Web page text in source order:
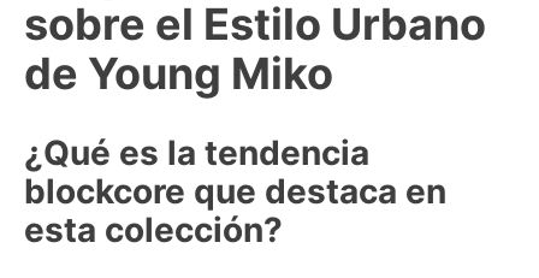
sobre el Estilo Urbano
de Young Miko
¿Qué es la tendencia
blockcore que destaca en
esta colección?